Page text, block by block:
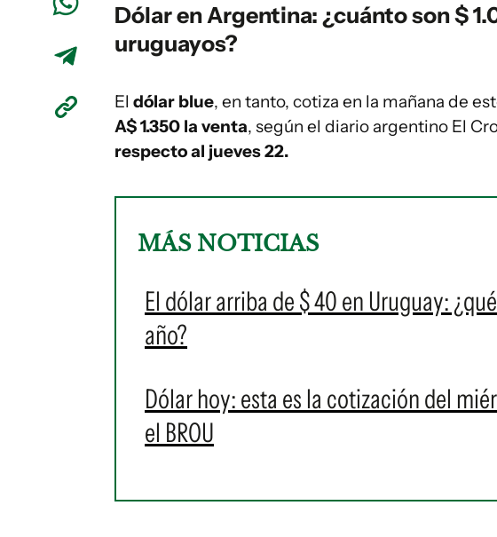
Dólar en Argentina: ¿cuánto son $
uruguayos?
El dólar blue, en tanto, cotiza en la mañana de
A$ 1.350 la venta, según el diario argentino El
respecto al jueves 22.
MÁS NOTICIAS
El dólar arriba de $ 40 en Uruguay:
año?
Dólar hoy: esta es la cotización del
el BROU